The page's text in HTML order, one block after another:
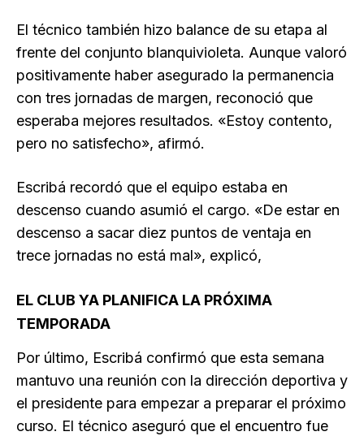
El técnico también hizo balance de su etapa al
frente del conjunto blanquivioleta. Aunque valoró
positivamente haber asegurado la permanencia
con tres jornadas de margen, reconoció que
esperaba mejores resultados. «Estoy contento,
pero no satisfecho», afirmó.
Escribá recordó que el equipo estaba en
descenso cuando asumió el cargo. «De estar en
descenso a sacar diez puntos de ventaja en
trece jornadas no está mal», explicó,
EL CLUB YA PLANIFICA LA PRÓXIMA
TEMPORADA
Por último, Escribá confirmó que esta semana
mantuvo una reunión con la dirección deportiva y
el presidente para empezar a preparar el próximo
curso. El técnico aseguró que el encuentro fue